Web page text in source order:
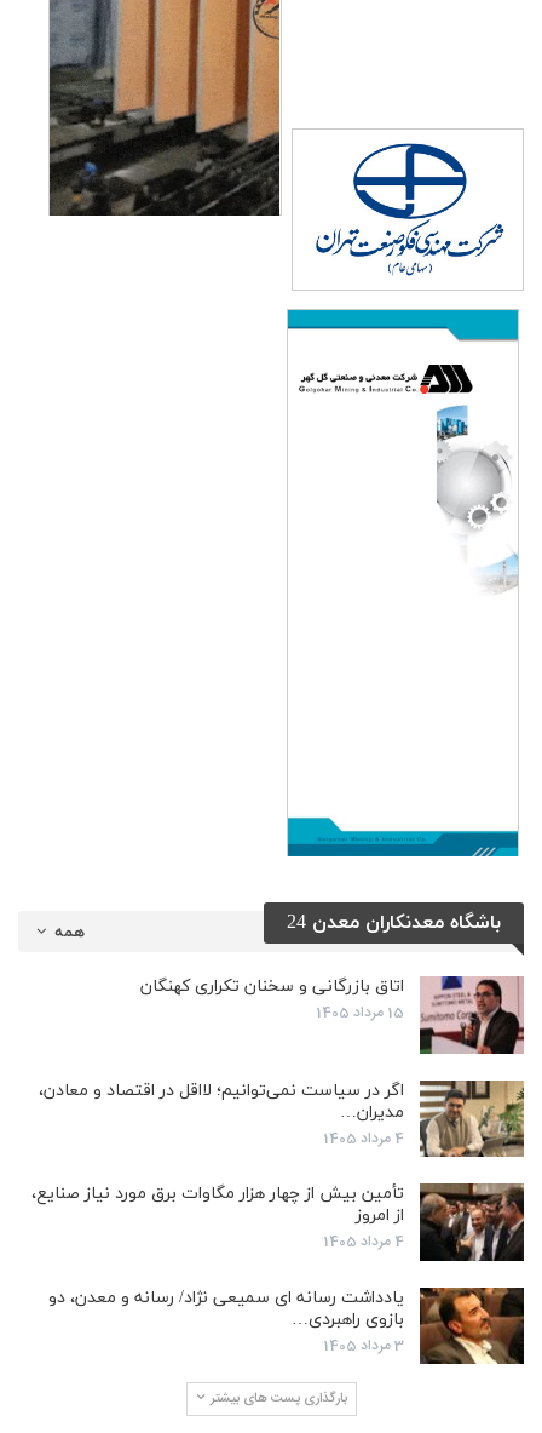
همه باشگاه معدنکاران معدن 24
اتاق بازرگانی و سخنان تکراری کهنگان
15 مرداد 1405
اگر در سیاست نمی‌توانیم؛ لااقل در اقتصاد و معادن،
مدیران…
4 مرداد 1405
تأمین بیش از چهار هزار مگاوات برق مورد نیاز صنایع،
از امروز
4 مرداد 1405
یادداشت رسانه ای سمیعی نژاد/ رسانه و معدن، دو
بازوی راهبردی…
3 مرداد 1405
بارگذاری پست های بیشتر